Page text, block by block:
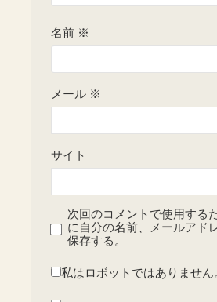
名前 ※
メール ※
サイト
次回のコメントで使用する
に自分の名前、メールアド
保存する。
私はロボットではありません